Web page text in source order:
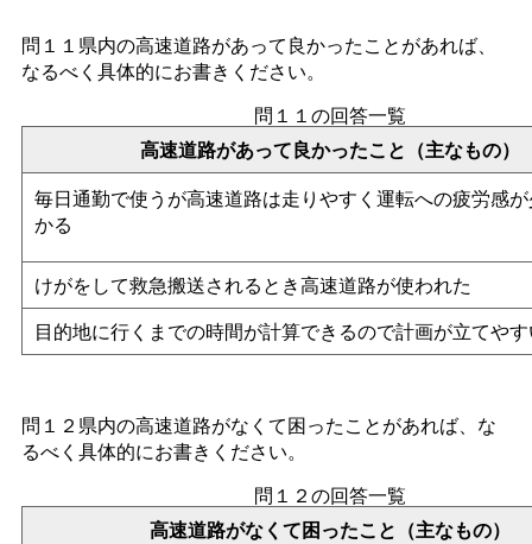
問１１県内の高速道路があって良かったことがあれば、
なるべく具体的にお書きください。
高速道路があって良かったこと（主なもの）
問１１の回答一覧
毎日通勤で使うが高速道路は走りやすく運転への疲労感
かる
けがをして救急搬送されるとき高速道路が使われた
目的地に行くまでの時間が計算できるので計画が立てや
問１２県内の高速道路がなくて困ったことがあれば、な
るべく具体的にお書きください。
高速道路がなくて困ったこと（主なもの）
問１２の回答一覧